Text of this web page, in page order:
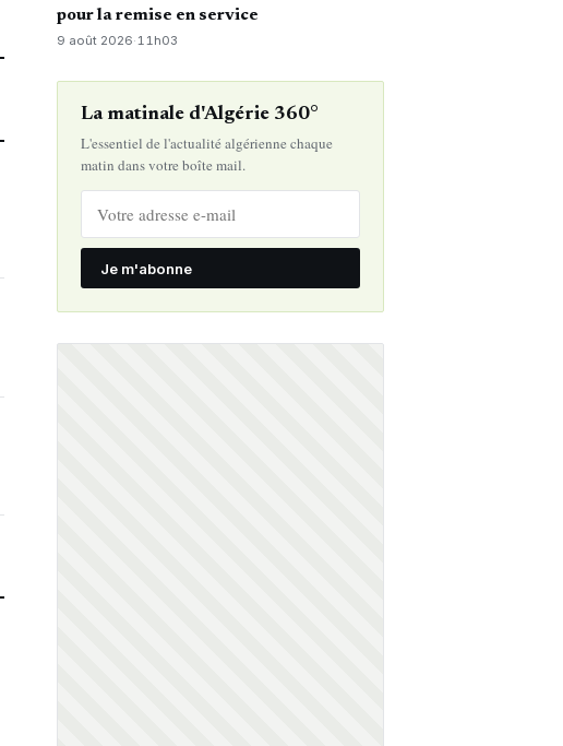
pour la remise en service
9 août 2026· 11h03
La matinale d'Algérie 360°
L'essentiel de l'actualité algérienne chaque
matin dans votre boîte mail.
Je m'abonne